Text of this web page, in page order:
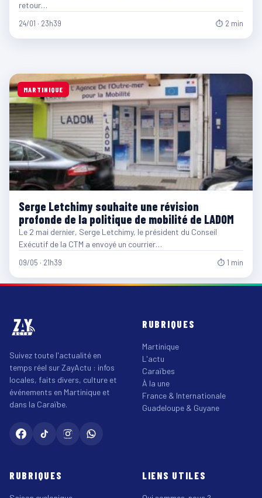
retour…
24/01 · 23h39 ⏱ 2 min
MARTINIQUE
Serge Letchimy souhaite une révision
profonde de la politique de mobilité de LADOM
Le 2 mai dernier, Serge Letchimy, le président du Conseil
Exécutif de la CTM a envoyé un courrier…
09/05 · 21h39 ⏱ 1 min
Suivez toute l'actualité en
temps réel sur ZayActu : infos
locales, faits divers, culture et
événements en Martinique et
dans la Caraïbe.
RUBRIQUES
Martinique
L'actu
Caraïbes
À la une
France & Internationale
Guadeloupe & Guyane
RUBRIQUES LIENS UTILES